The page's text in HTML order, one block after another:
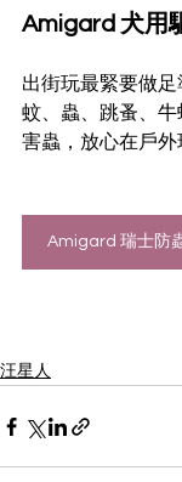
Amigard 犬用
出街玩最緊要做足
蚊、蟲、跳蚤、
害蟲，放心在戶外
Amigard 瑞士防
汪星人